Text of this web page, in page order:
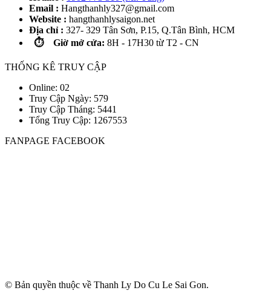
Email : Hangthanhly327@gmail.com
Website : hangthanhlysaigon.net
Địa chỉ : 327- 329 Tân Sơn, P.15, Q.Tân Bình, HCM
⏱️ Giờ mở cửa: 8H - 17H30 từ T2 - CN
THỐNG KÊ TRUY CẬP
Online: 02
Truy Cập Ngày: 579
Truy Cập Tháng: 5441
Tổng Truy Cập: 1 267553
FANPAGE FACEBOOK
© Bản quyền thuộc về Thanh Ly Do Cu Le Sai Gon.